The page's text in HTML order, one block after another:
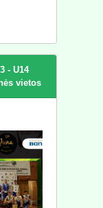
- U14
vietos